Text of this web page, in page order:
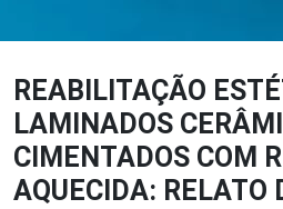
REABILITAÇÃO
LAMINADOS
CIMENTADOS COM
AQUECIDA: RELATO